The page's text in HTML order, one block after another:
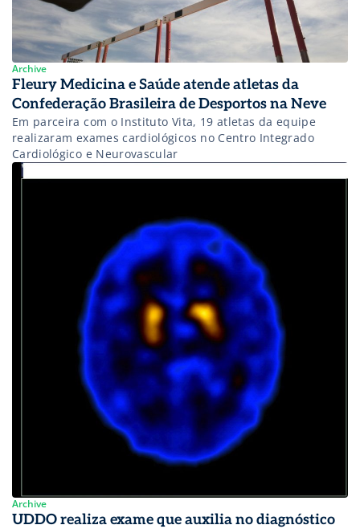
Archive
Fleury Medicina e Saúde atende atletas da
Confederação Brasileira de Desportos na Neve
Em parceira com o Instituto Vita, 19 atletas da equipe
realizaram exames cardiológicos no Centro Integrado
Cardiológico e Neurovascular
Archive
UDDO realiza exame que auxilia no diagnóstico